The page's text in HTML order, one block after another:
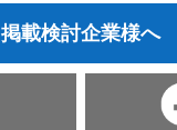
掲載検討企業様へ